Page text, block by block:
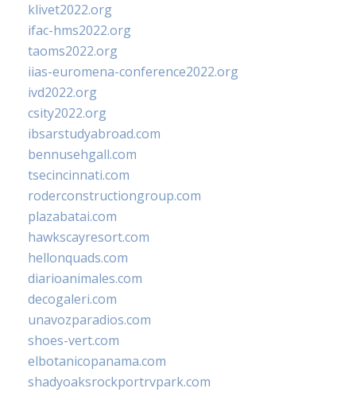
klivet2022.org
ifac-hms2022.org
taoms2022.org
iias-euromena-conference2022.org
ivd2022.org
csity2022.org
ibsarstudyabroad.com
bennusehgall.com
tsecincinnati.com
roderconstructiongroup.com
plazabatai.com
hawkscayresort.com
hellonquads.com
diarioanimales.com
decogaleri.com
unavozparadios.com
shoes-vert.com
elbotanicopanama.com
shadyoaksrockportrvpark.com